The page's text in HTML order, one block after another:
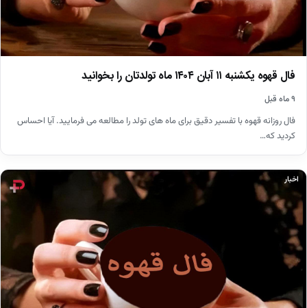
فال قهوه یکشنبه ۱۱ آبان ۱۴۰۴ ماه تولدتان را بخوانید
۹ ماه قبل
فال روزانه قهوه با تفسیر دقیق برای ماه های تولد را مطالعه می فرمایید. آیا احساس
کردید که…
اخبار